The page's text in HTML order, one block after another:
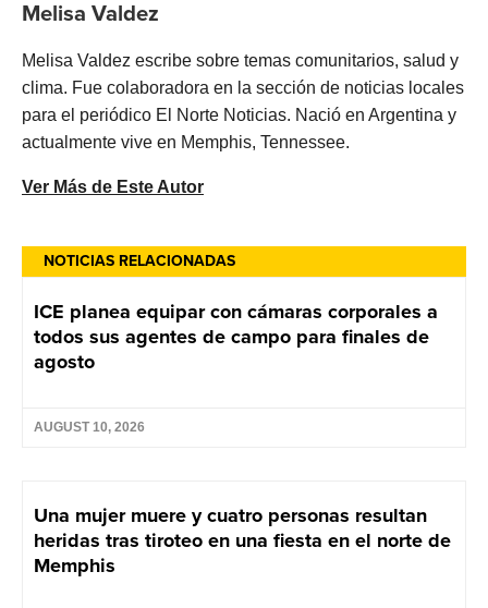
NOTICIAS RELACIONADAS
ICE planea equipar con cámaras corporales a
todos sus agentes de campo para finales de
agosto
AUGUST 10, 2026
Una mujer muere y cuatro personas resultan
heridas tras tiroteo en una fiesta en el norte de
Memphis
Melisa Valdez
Melisa Valdez escribe sobre temas comunitarios, salud y
clima. Fue colaboradora en la sección de noticias locales
para el periódico El Norte Noticias. Nació en Argentina y
actualmente vive en Memphis, Tennessee.
Ver Más de Este Autor